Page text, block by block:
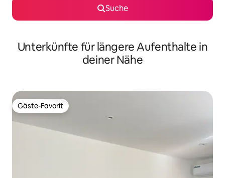
Suche
Unterkünfte für längere Aufenthalte in
deiner Nähe
Gäste-Favorit
Gäste-Favorit